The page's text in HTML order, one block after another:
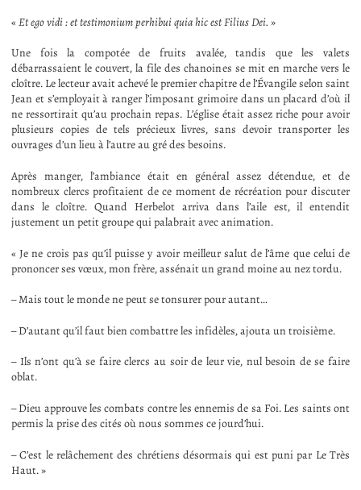
«Et ego vidi : et testimonium perhibui quia hic est Filius Dei. »
Une fois la compotée de fruits avalée, tandis que les valets
débarrassaient le couvert, la file des chanoines se mit en marche vers le
cloître. Le lecteur avait achevé le premier chapitre de l’Évangile selon saint
Jean et s’employait à ranger l’imposant grimoire dans un placard d’où il
ne ressortirait qu’au prochain repas. L’église était assez riche pour avoir
plusieurs copies de tels précieux livres, sans devoir transporter les
ouvrages d’un lieu à l’autre au gré des besoins.
Après manger, l’ambiance était en général assez détendue, et de
nombreux clercs profitaient de ce moment de récréation pour discuter
dans le cloître. Quand Herbelot arriva dans l’aile est, il entendit
justement un petit groupe qui palabrait avec animation.
« Je ne crois pas qu’il puisse y avoir meilleur salut de l’âme que celui de
prononcer ses vœux, mon frère, assénait un grand moine au nez tordu.
– Mais tout le monde ne peut se tonsurer pour autant…
– D’autant qu’il faut bien combattre les infidèles, ajouta un troisième.
– Ils n’ont qu’à se faire clercs au soir de leur vie, nul besoin de se faire
oblat.
– Dieu approuve les combats contre les ennemis de sa Foi. Les saints ont
permis la prise des cités où nous sommes ce jourd’hui.
– C’est le relâchement des chrétiens désormais qui est puni par Le Très
Haut. »